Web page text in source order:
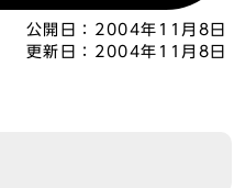
公開日： 2004年11月8日
更新日： 2004年11月8日